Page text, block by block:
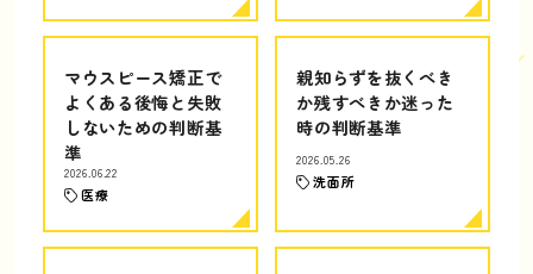
マウスピース矯正で
よくある後悔と失敗
しないための判断基
準
2026.06.22
医療
親知らずを抜くべき
か残すべきか迷った
時の判断基準
2026.05.26
洗面所